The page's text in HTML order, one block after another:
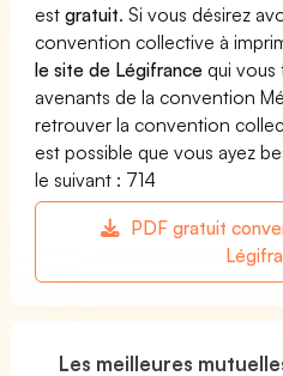
estgratuit. Si vous désirez
convention collective à
le site de Légifrance qui vous
avenants de la convention
retrouver la convention
est possible que vous ayez
le suivant : 714
PDF gratuit
Les meilleures